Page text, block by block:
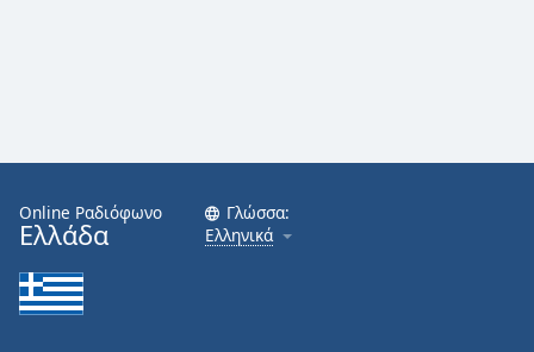
Online Ραδιόφωνο
Ελλάδα
Γλώσσα:
Ελληνικά